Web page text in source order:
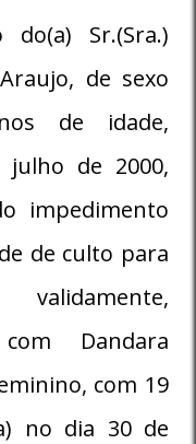
do(a) Sr.(Sra.)
de sexo
de idade,
julho de 2000,
impedimento
de culto para
Dandara
com 19
no dia 30 de